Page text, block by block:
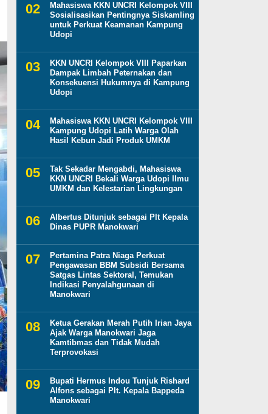
Mahasiswa KKN UNCRI Kelompok VIII
Sosialisasikan Pentingnya Siskamling
untuk Perkuat Keamanan Kampung
Udopi
KKN UNCRI Kelompok VIII Paparkan
Dampak Limbah Peternakan dan
Konsekuensi Hukumnya di Kampung
Udopi
Mahasiswa KKN UNCRI Kelompok VIII
Kampung Udopi Latih Warga Olah
Hasil Kebun Jadi Produk UMKM
Tak Sekadar Mengabdi, Mahasiswa
KKN UNCRI Bekali Warga Udopi Ilmu
UMKM dan Kelestarian Lingkungan
Albertus Ditunjuk sebagai Plt Kepala
Dinas PUPR Manokwari
Pertamina Patra Niaga Perkuat
Pengawasan BBM Subsidi Bersama
Satgas Lintas Sektoral, Temukan
Indikasi Penyalahgunaan di
Manokwari
Ketua Gerakan Merah Putih Irian Jaya
Ajak Warga Manokwari Jaga
Kamtibmas dan Tidak Mudah
Terprovokasi
Bupati Hermus Indou Tunjuk Rishard
Alfons sebagai Plt. Kepala Bappeda
Manokwari